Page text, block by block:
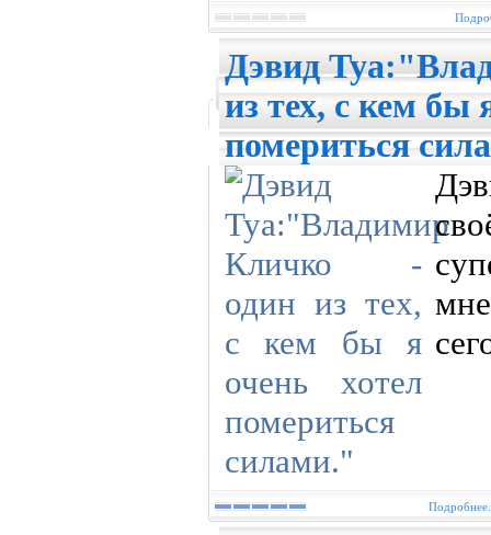
Дэвид
из тех, с кем бы
помериться